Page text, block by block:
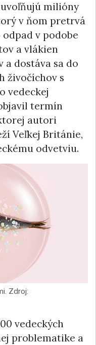
milióny
v ňom pretrvá
v podobe
a vlákien
a dostáva sa do
živočíchov s
vedeckej
termín
autori
Veľkej Británie,
odvetviu.
Zdroj:
vedeckých
problematike a